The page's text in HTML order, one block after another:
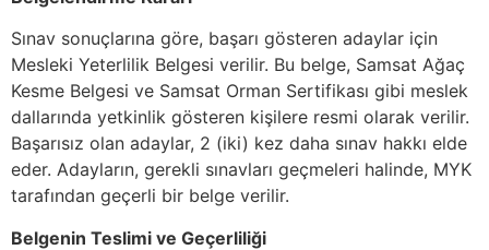
Sınav sonuçlarına göre, başarı gösteren adaylar için
Mesleki Yeterlilik Belgesi verilir. Bu belge, Samsat Ağaç
Kesme Belgesi ve Samsat Orman Sertifikası gibi meslek
dallarında yetkinlik gösteren kişilere resmi olarak verilir.
Başarısız olan adaylar, 2 (iki) kez daha sınav hakkı elde
eder. Adayların, gerekli sınavları geçmeleri halinde, MYK
tarafından geçerli bir belge verilir.
Belgenin Teslimi ve Geçerliliği